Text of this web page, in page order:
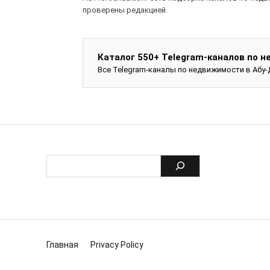
проверены редакцией.
Каталог 550+ Telegram-каналов по
Все Telegram-каналы по недвижимости в Абу-
Главная Privacy Policy